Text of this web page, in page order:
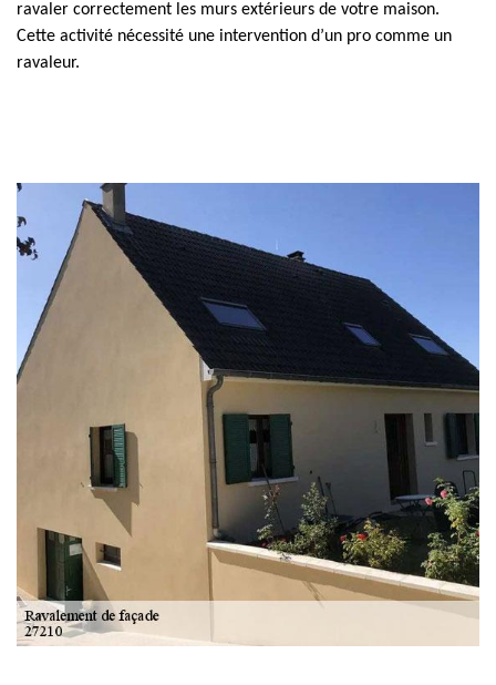
ravaler correctement les murs extérieurs de votre maison.
Cette activité nécessité une intervention d’un pro comme un
ravaleur.